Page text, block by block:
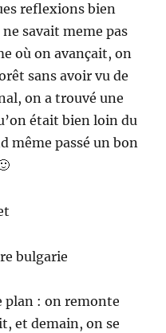
reflexions bien
savait meme pas
où on avançait, on
sans avoir vu de
on a trouvé une
était bien loin du
même passé un bon
plan : on remonte
et demain, on se